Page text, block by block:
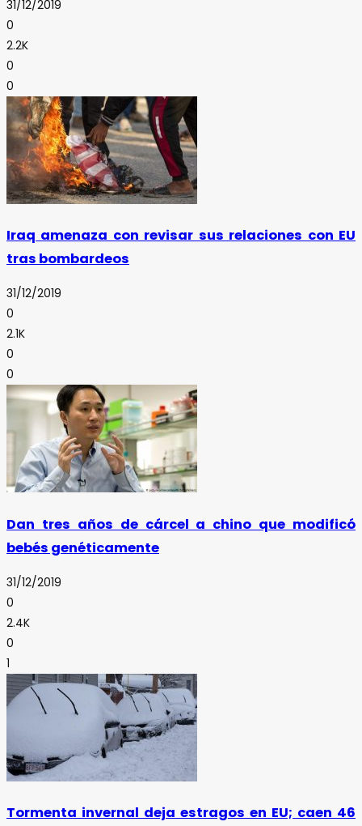
31/12/2019
0
2.2K
0
0
Iraq amenaza con revisar sus relaciones con EU
tras bombardeos
31/12/2019
0
2.1K
0
0
Dan tres años de cárcel a chino que modificó
bebés genéticamente
31/12/2019
0
2.4K
0
1
Tormenta invernal deja estragos en EU; caen 46